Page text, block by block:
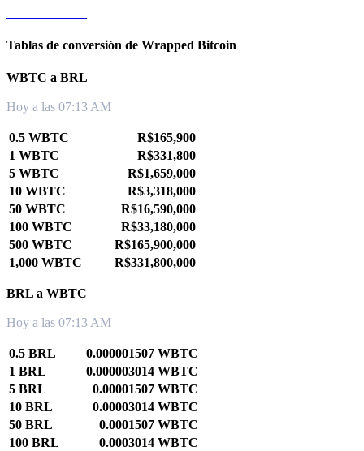
Tablas de conversión de Wrapped Bitcoin
WBTC a BRL
Hoy a las 07:13 AM
0.5 WBTC
R$165,900
1 WBTC
R$331,800
5 WBTC
R$1,659,000
10 WBTC
R$3,318,000
50 WBTC
R$16,590,000
100 WBTC
R$33,180,000
500 WBTC
R$165,900,000
1,000 WBTC
R$331,800,000
BRL a WBTC
Hoy a las 07:13 AM
0.5 BRL
0.000001507 WBTC
1 BRL
0.000003014 WBTC
5 BRL
0.00001507 WBTC
10 BRL
0.00003014 WBTC
50 BRL
0.0001507 WBTC
100 BRL
0.0003014 WBTC